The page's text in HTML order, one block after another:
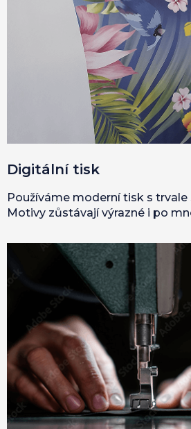
Digitální tisk
Používáme moderní tisk s
Motivy zůstávají výrazné i po